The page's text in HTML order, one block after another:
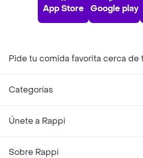
App Store Google play
Pide tu comida favorita cerca de
Categorías
Únete a Rappi
Sobre Rappi